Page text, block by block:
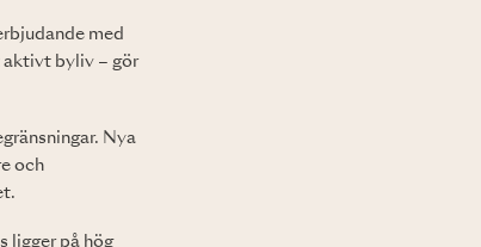
med
aktivt byliv – gör
Nya
och
ligger på hög